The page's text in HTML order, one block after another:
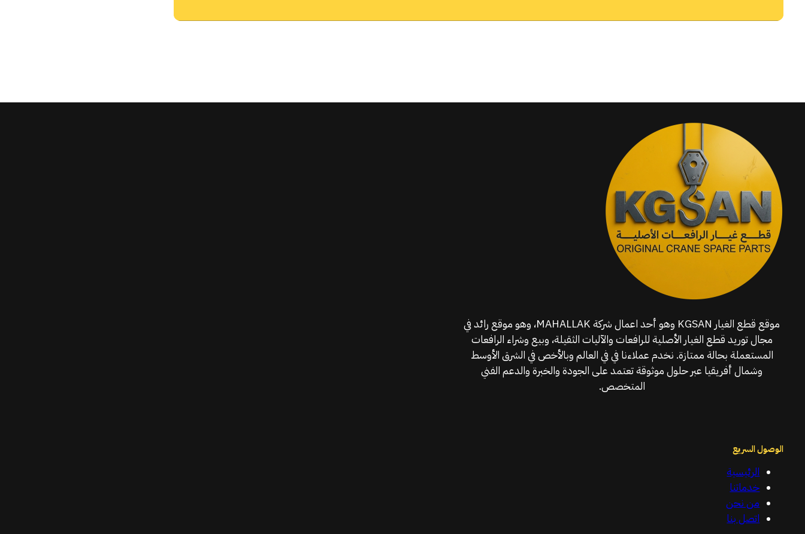
موقع قطع الغيار KGSAN وهو أحد اعمال شركة MAHALLAK، وهو موقع رائد في
مجال توريد قطع الغيار الأصلية للرافعات والآليات الثقيلة، وبيع وشراء الرافعات
المستعملة بحالة ممتازة. نخدم عملاءنا في في العالم وبالأخص في الشرق الأوسط
وشمال أفريقيا عبر حلول موثوقة تعتمد على الجودة والخبرة والدعم الفني
المتخصص.
الوصول السريع
الرئيسية
خدماتنا
من نحن
اتصل بنا